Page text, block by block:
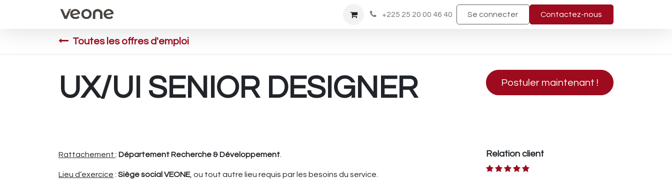
Boutique +225 25 20 00 46 40 Se connecter Contactez-nous
Toutes les offres d'emploi
Postuler maintenant !
UX/UI SENIOR DESIGNER
Rattachement : Département Recherche & Développement
Lieu d’exercice : Siège social VEONE, ou tout autre lieu requis par les besoins du service.
Relation client